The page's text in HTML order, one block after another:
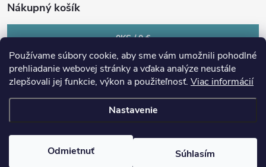
Používame súbory cookie, aby sme vám umožnili pohodlné
prehliadanie webovej stránky a vďaka analýze neustále
zlepšovali jej funkcie, výkon a použiteľnosť. Viac informácií
Nastavenie
Odmietnuť Súhlasím
Nákupný košík
0KS /0 €
cookies